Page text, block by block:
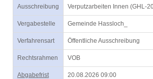
Ausschreibung Verputzarbeiten Innen (GHL-
Vergabestelle Gemeinde Hassloch_
Verfahrensart Öffentliche Ausschreibung
Rechtsrahmen VOB
Abgabefrist 20.08.2026 09:00